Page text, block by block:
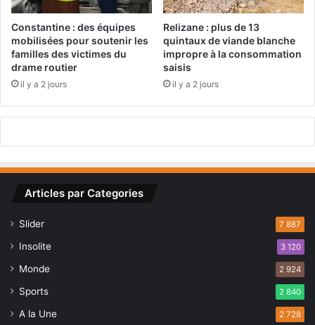
:
d
e
s
m
e
d
e
c
e
o
Constantine : des équipes
mobilisées pour soutenir les
familles des victimes du
drame routier
il y a 2 jours
Relizane : plus de 13
quintaux de viande blanche
impropre à la consommation
saisis
il y a 2 jours
Articles par Categories
Slider 7 887
Insolite 3 120
Monde 2 924
Sports 2 840
A la Une 2 728